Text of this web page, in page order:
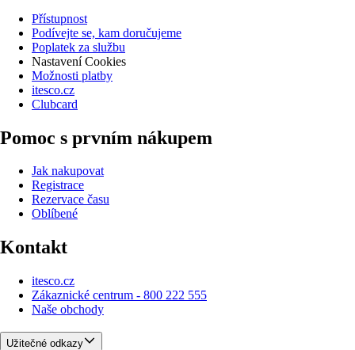
Přístupnost
Podívejte se, kam doručujeme
Poplatek za službu
Nastavení Cookies
Možnosti platby
itesco.cz
Clubcard
Pomoc s prvním nákupem
Jak nakupovat
Registrace
Rezervace času
Oblíbené
Kontakt
itesco.cz
Zákaznické centrum - 800 222 555
Naše obchody
Užitečné odkazy